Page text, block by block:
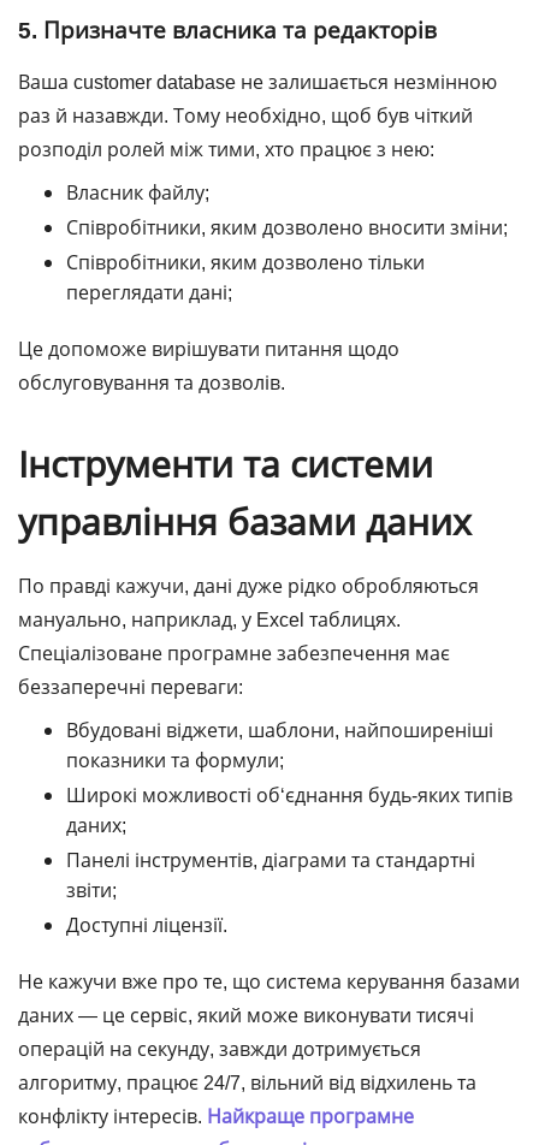
5. Призначте власника та редакторів
Ваша customer database не залишається незмінною
раз й назавжди. Тому необхідно, щоб був чіткий
розподіл ролей між тими, хто працює з нею:
Власник файлу;
Співробітники, яким дозволено вносити зміни;
Співробітники, яким дозволено тільки
переглядати дані;
Це допоможе вирішувати питання щодо
обслуговування та дозволів.
Інструменти та системи
управління базами даних
По правді кажучи, дані дуже рідко обробляються
мануально, наприклад, у Excel таблицях.
Спеціалізоване програмне забезпечення має
беззаперечні переваги:
Вбудовані віджети, шаблони, найпоширеніші
показники та формули;
Широкі можливості об‘єднання будь-яких типів
даних;
Панелі інструментів, діаграми та стандартні
звіти;
Доступні ліцензії.
Не кажучи вже про те, що система керування базами
даних ― це сервіс, який може виконувати тисячі
операцій на секунду, завжди дотримується
алгоритму, працює 24/7, вільний від відхилень та
конфлікту інтересів. Найкраще програмне